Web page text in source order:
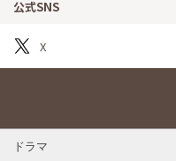
公式SNS
X
ドラマ